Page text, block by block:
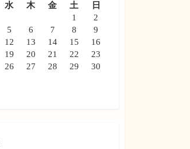
水 木 金 土
日
1
2
5 6 7 8
9
12 13 14 15
16
19 20 21 22
23
26 27 28 29
30